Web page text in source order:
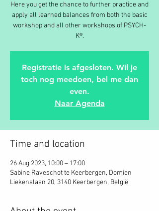
Here you get the chance to further practice and
apply all learned balances from both the basic
workshop and all other workshops of PSYCH-
K®.
Registratie is afgesloten. Wil je
toch nog meedoen, bel me dan
even.
Naar Agenda
Time and location
26 Aug 2023, 10:00 – 17:00
Sabine Raveschot te Keerbergen, Domien
Liekenslaan 20, 3140 Keerbergen, België